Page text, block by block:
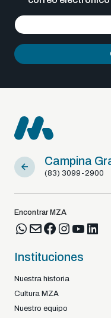
Campina
(83) 3099-2900
Encontrar MZA
Instituciones
Nuestra historia
Cultura MZA
Nuestro equipo